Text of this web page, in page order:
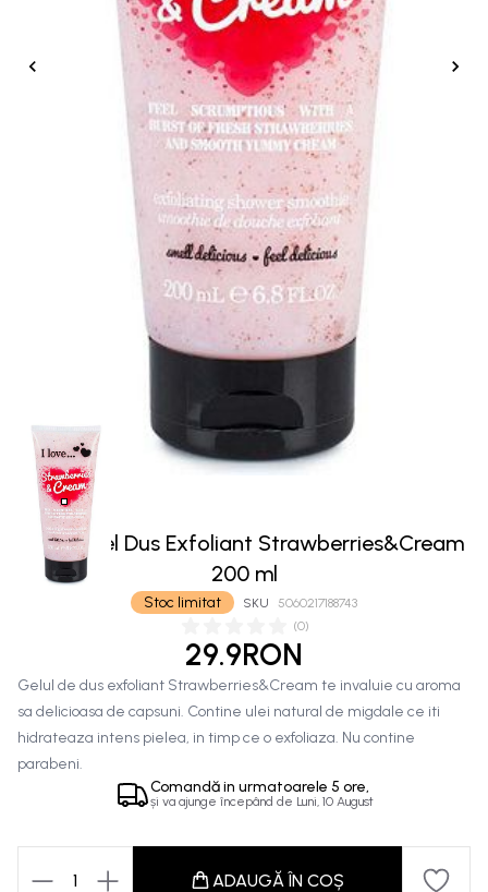
(0)
Stoc limitat SKU 5060217188743
I Love Gel Dus Exfoliant Strawberries&Cream
200 ml
29.9RON
Gelul de dus exfoliant Strawberries&Cream te invaluie cu aroma
sa delicioasa de capsuni. Contine ulei natural de migdale ce iti
hidrateaza intens pielea, in timp ce o exfoliaza. Nu contine
parabeni.
Comandă in urmatoarele 5 ore,
și va ajunge începând de Luni, 10 August
1 ADAUGĂ ÎN COȘ